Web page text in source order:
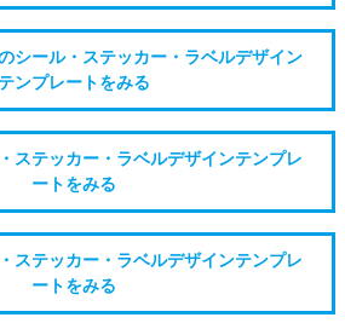
シール・ステッカー・ラベルデザイン
テンプレートをみる
ステッカー・ラベルデザインテンプレ
ートをみる
ステッカー・ラベルデザインテンプレ
ートをみる